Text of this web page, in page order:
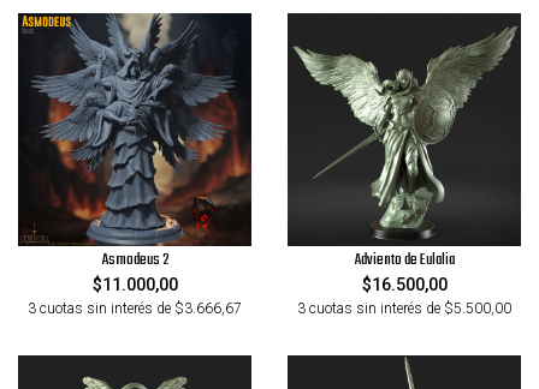
Asmodeus 2
$11.000,00
3 cuotas sin interés de $3.666,67
Adviento de Eulalia
$16.500,00
3 cuotas sin interés de $5.500,00